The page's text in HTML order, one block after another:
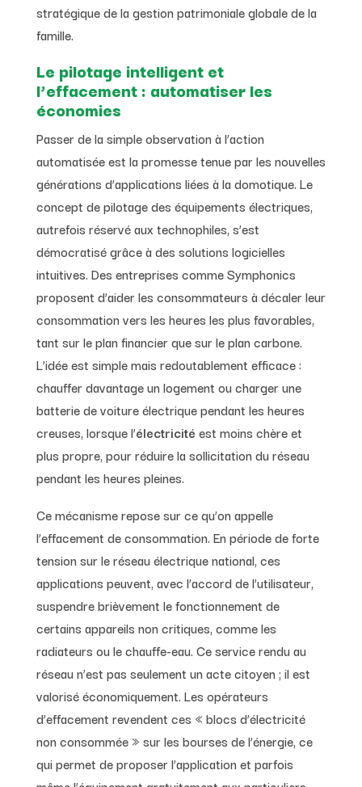
stratégique de la gestion patrimoniale globale de la
famille.
Le pilotage intelligent et
l’effacement : automatiser les
économies
Passer de la simple observation à l’action
automatisée est la promesse tenue par les nouvelles
générations d’applications liées à la domotique. Le
concept de pilotage des équipements électriques,
autrefois réservé aux technophiles, s’est
démocratisé grâce à des solutions logicielles
intuitives. Des entreprises comme Symphonics
proposent d’aider les consommateurs à décaler leur
consommation vers les heures les plus favorables,
tant sur le plan financier que sur le plan carbone.
L’idée est simple mais redoutablement efficace :
chauffer davantage un logement ou charger une
batterie de voiture électrique pendant les heures
creuses, lorsque l’électricité est moins chère et
plus propre, pour réduire la sollicitation du réseau
pendant les heures pleines.
Ce mécanisme repose sur ce qu’on appelle
l’effacement de consommation. En période de forte
tension sur le réseau électrique national, ces
applications peuvent, avec l’accord de l’utilisateur,
suspendre brièvement le fonctionnement de
certains appareils non critiques, comme les
radiateurs ou le chauffe-eau. Ce service rendu au
réseau n’est pas seulement un acte citoyen ; il est
valorisé économiquement. Les opérateurs
d’effacement revendent ces « blocs d’électricité
non consommée » sur les bourses de l’énergie, ce
qui permet de proposer l’application et parfois